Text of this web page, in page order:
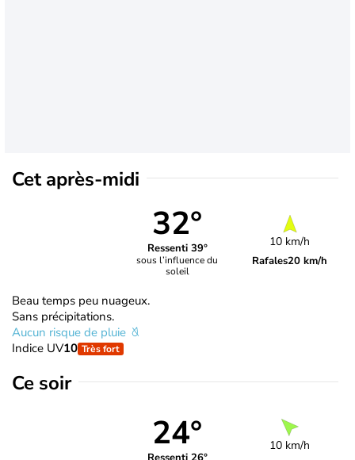
Cet après-midi
32°
Ressenti 39°
sous l’influence du
soleil
10 km/h
Rafales20 km/h
Beau temps peu nuageux.
Sans précipitations.
Aucun risque de pluie
Indice UV10 Très fort
Ce soir
24° 10 km/h